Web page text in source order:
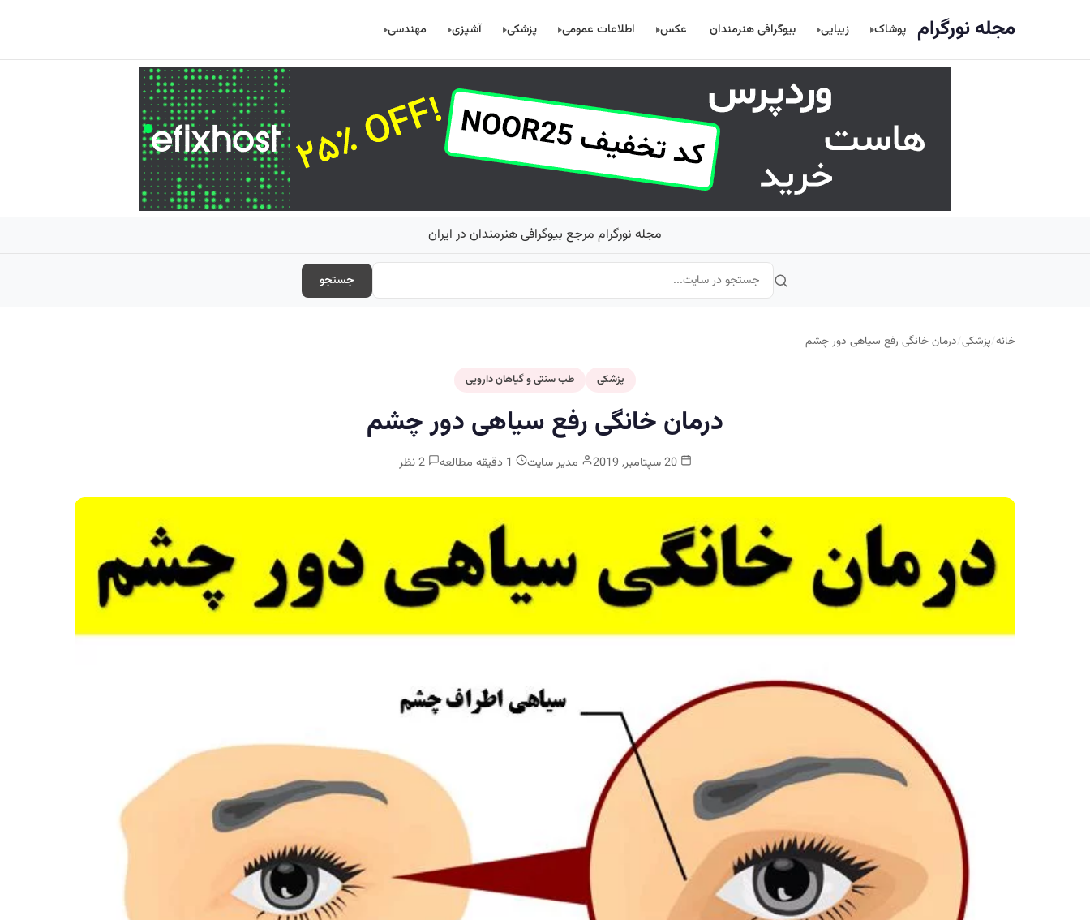
مجله نورگرام پوشاک زیبایی بیوگرافی هنرمندان عکس اطلاعات عمومی پزشکی آشپزی مهندسی
مجله نورگرام مرجع بیوگرافی هنرمندان در ایران
جستجو
خانه/پزشکی/درمان خانگی رفع سیاهی دور چشم
پزشکی طب سنتی و گیاهان دارویی
درمان خانگی رفع سیاهی دور چشم
20 سپتامبر, 2019 مدیر سایت 2 نظر